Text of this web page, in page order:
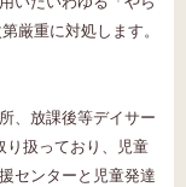
厳重に対処します。
、放課後等デイサー
り扱っており、児童
センターと児童発達